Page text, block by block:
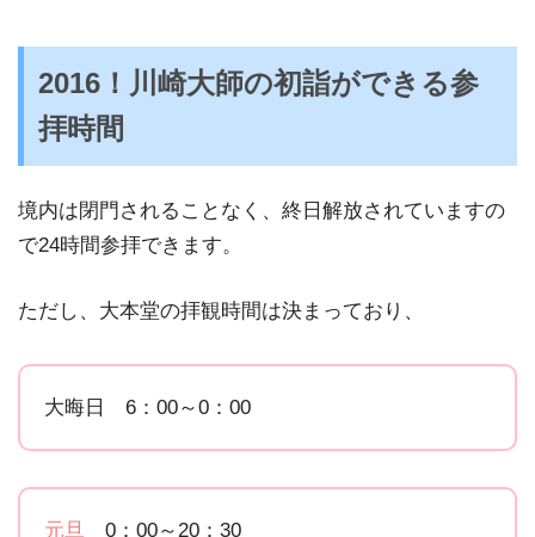
2016！川崎大師の初詣ができる参
拝時間
境内は閉門されることなく、終日解放されていますの
で24時間参拝できます。
ただし、大本堂の拝観時間は決まっており、
大晦日 6：00～0：00
元旦 0：00～20：30